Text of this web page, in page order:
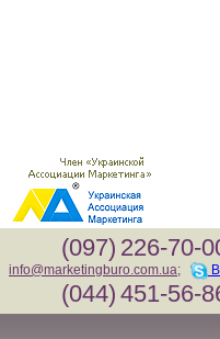
(097) 226-70-
info@marketingburo.com.ua;
(044) 451-56-